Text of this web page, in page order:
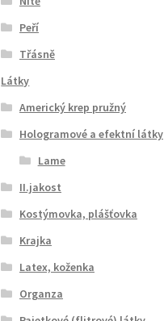
Peří
Třásně
Látky
Americký krep pružný
Hologramové a efektní látky
Lame
II.jakost
Kostýmovka, plášťovka
Krajka
Latex, koženka
Organza